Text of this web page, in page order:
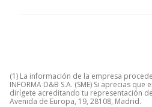
(1) La información de la empresa
INFORMA D&B S.A. (SME) Si aprecias
dirígete acreditando tu representación
Avenida de Europa, 19, 28108, Madrid.